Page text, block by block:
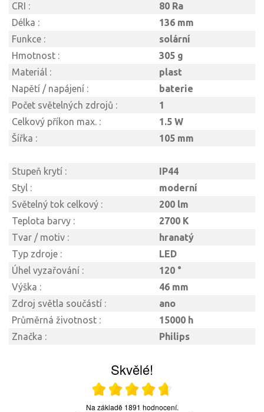
CRI :
80 Ra
Délka :
136 mm
Funkce :
solární
Hmotnost :
305 g
Materiál :
plast
Napětí / napájení :
baterie
Počet světelných zdrojů :
1
Celkový příkon max. :
1.5 W
Šířka :
105 mm
Stupeň krytí :
IP44
Styl :
moderní
Světelný tok celkový :
200 lm
Teplota barvy :
2700 K
Tvar / motiv :
hranatý
Typ zdroje :
LED
Úhel vyzařování :
120 °
Výška :
46 mm
Zdroj světla součástí :
ano
Průměrná životnost :
15000 h
Značka :
Philips